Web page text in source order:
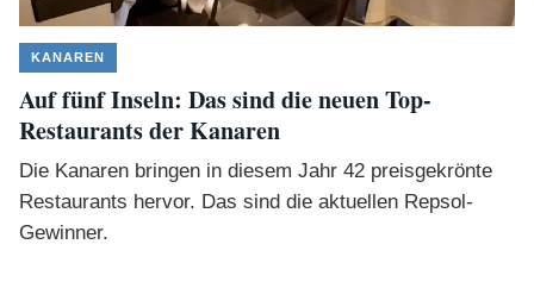
KANAREN
Auf fünf Inseln: Das sind die neuen Top-
Restaurants der Kanaren
Die Kanaren bringen in diesem Jahr 42 preisgekrönte
Restaurants hervor. Das sind die aktuellen Repsol-
Gewinner.